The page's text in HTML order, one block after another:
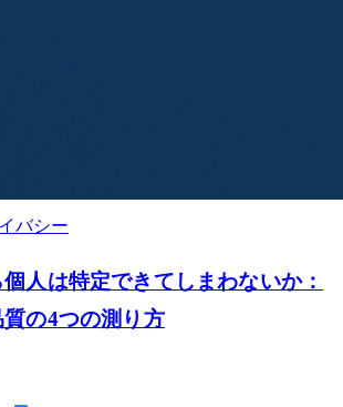
バシー
人は特定できてしまわないか：
の4つの測り方